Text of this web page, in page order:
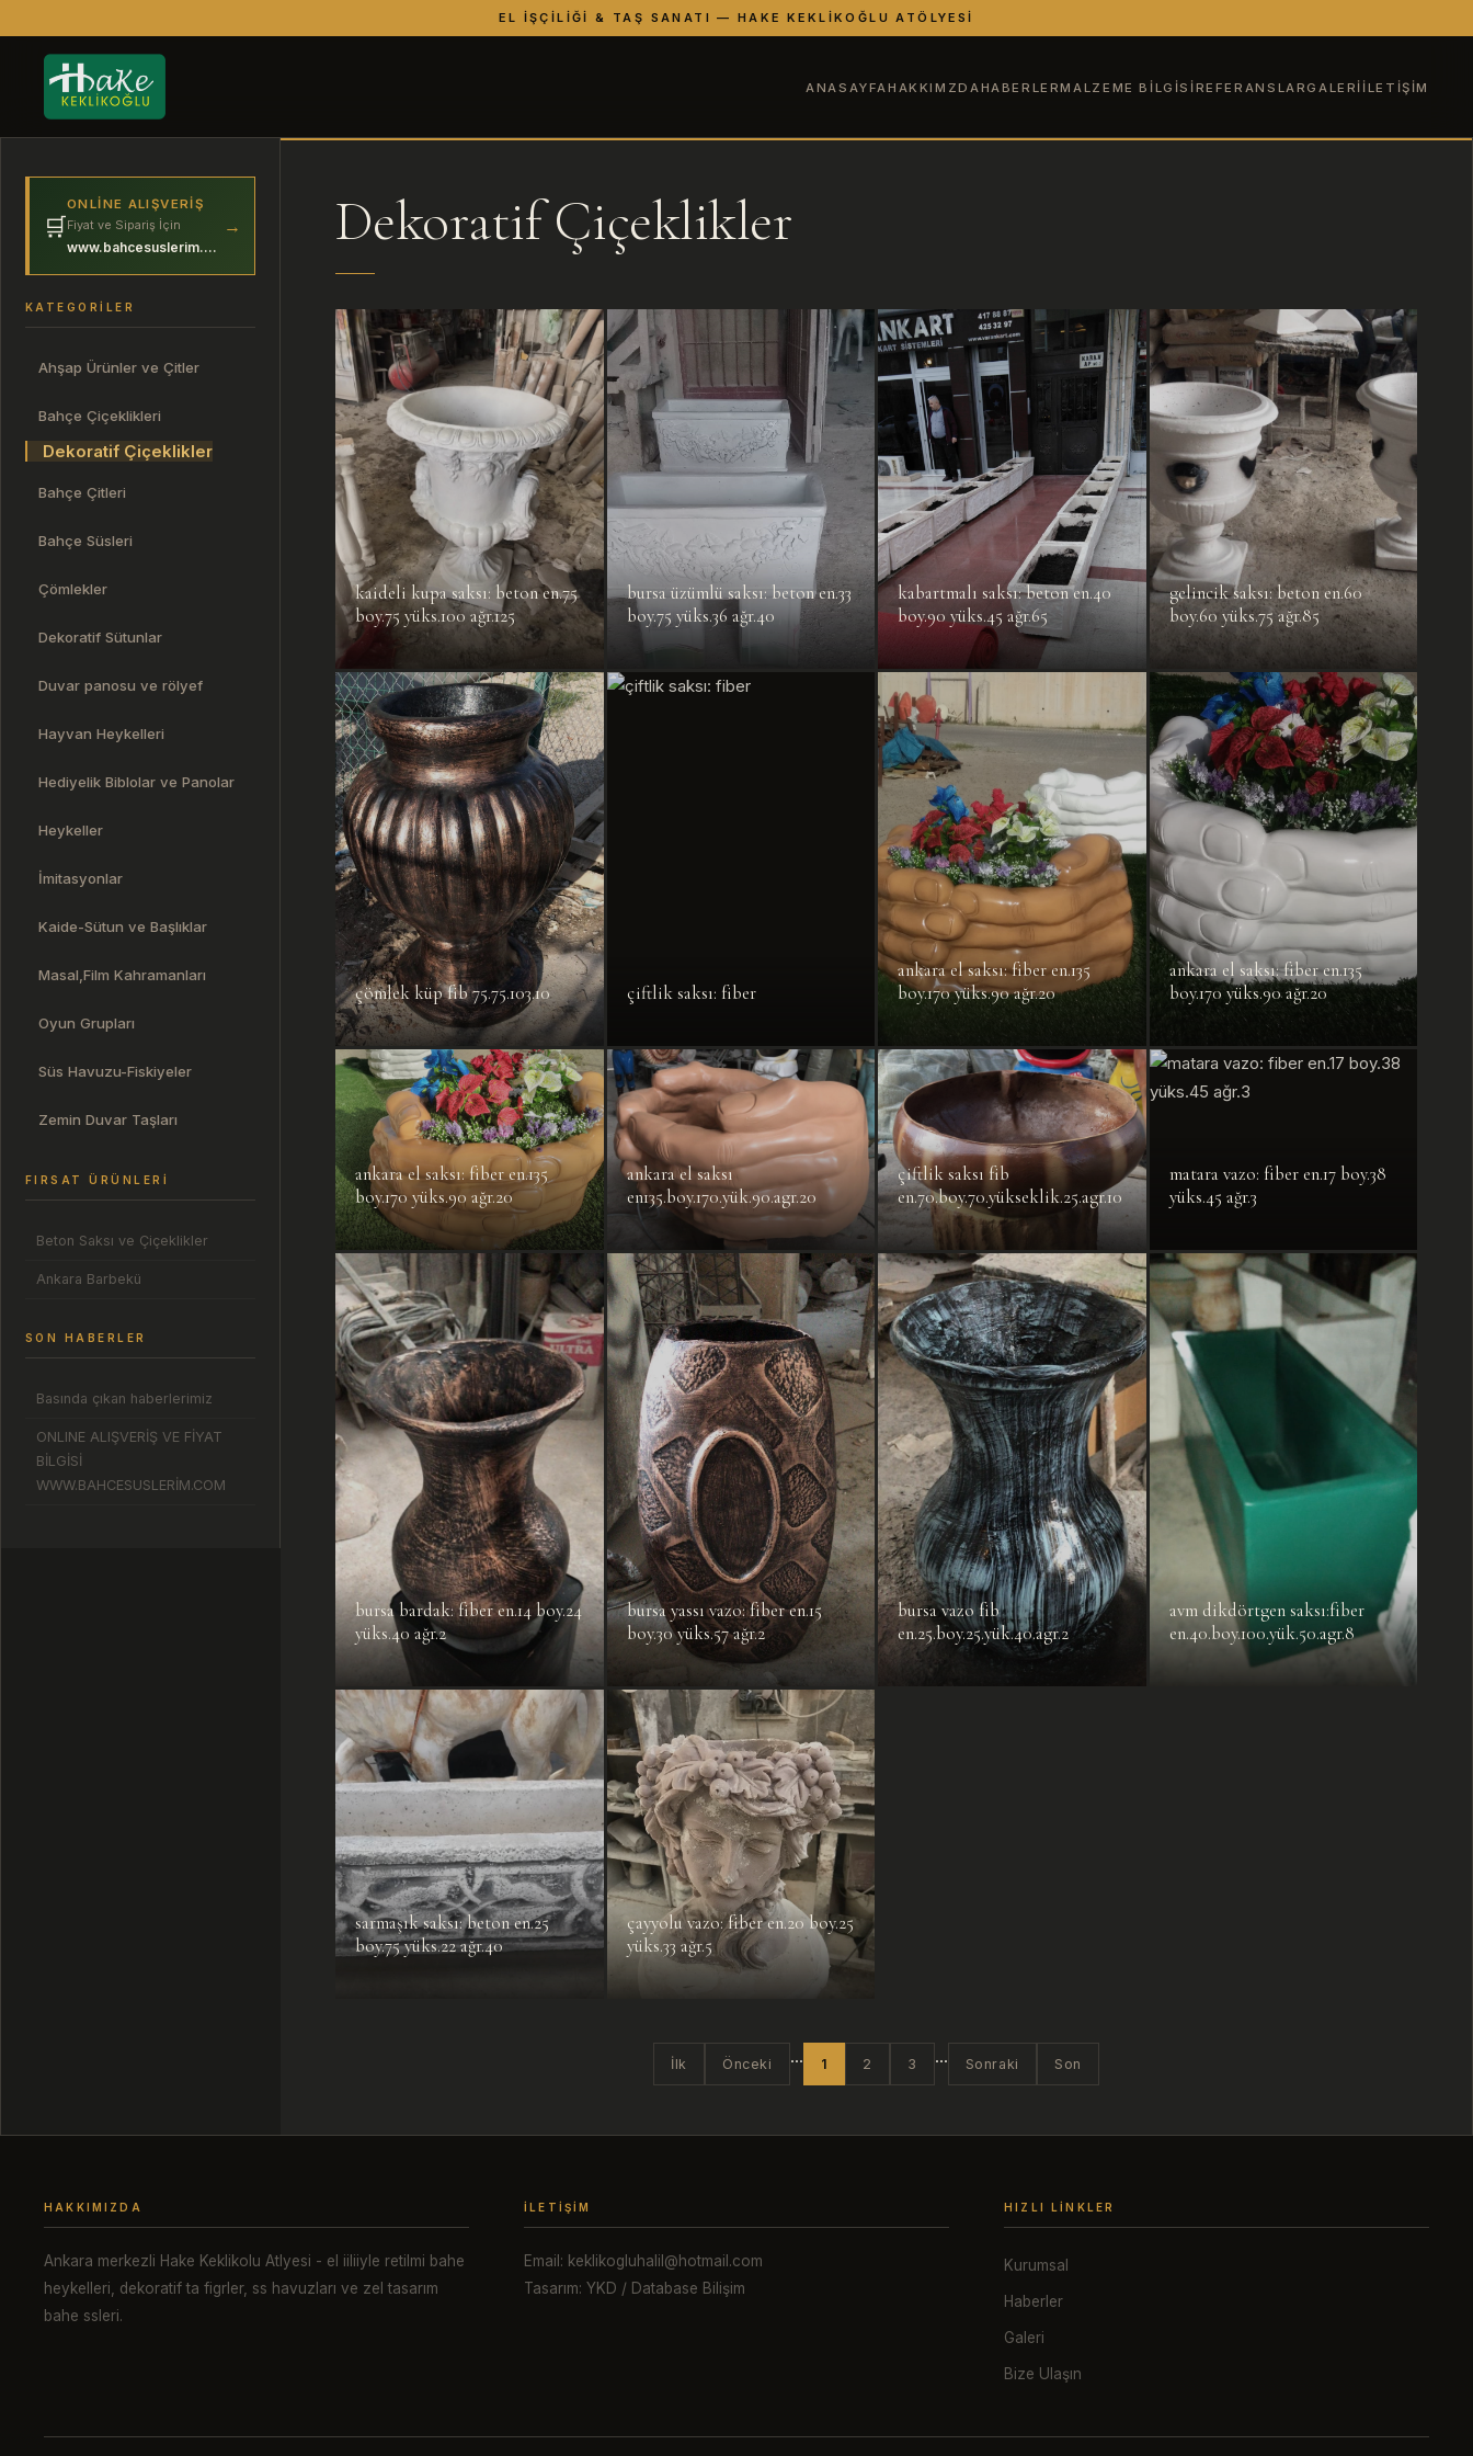
EL İŞÇILIĞI & TAŞ SANATI — HAKE KEKLIKOĞLU ATÖLYESI
ANASAYFAHAKKIMZDAHABERLERMALZEME BILGISI REFERANSLAR GALERI İLETIŞIM
🛒
ONLINE ALIŞVERIŞ
Fiyat ve Sipariş İçin
www.bahcesuslerim.com
→
KATEGORILER
Ahşap Ürünler ve Çitler
Bahçe Çiçeklikleri
Dekoratif Çiçeklikler
Bahçe Çitleri
Bahçe Süsleri
Çömlekler
Dekoratif Sütunlar
Duvar panosu ve rölyef
Hayvan Heykelleri
Hediyelik Biblolar ve Panolar
Heykeller
İmitasyonlar
Kaide-Sütun ve Başlıklar
Masal,Film Kahramanları
Oyun Grupları
Süs Havuzu-Fiskiyeler
Zemin Duvar Taşları
FIRSAT ÜRÜNLERI
Beton Saksı ve Çiçeklikler
Ankara Barbekü
SON HABERLER
Basında çıkan haberlerimiz
ONLINE ALIŞVERİŞ VE FİYAT
BİLGİSİ
WWW.BAHCESUSLERİM.COM
Dekoratif Çiçeklikler
kaideli kupa saksı: beton en.75
boy.75 yüks.100 ağr.125
bursa üzümlü saksı: beton en.33
boy.75 yüks.36 ağr.40
kabartmalı saksı: beton en.40
boy.90 yüks.45 ağr.65
gelincik saksı: beton en.60
boy.60 yüks.75 ağr.85
çömlek küp fib 75.75.103.10 çiftlik saksı: fiber
ankara el saksı: fiber en.135
boy.170 yüks.90 ağr.20
ankara el saksı: fiber en.135
boy.170 yüks.90 ağr.20
ankara el saksı: fiber en.135
boy.170 yüks.90 ağr.20
ankara el saksı
en135.boy.170.yük.90.agr.20
çiftlik saksı fib
en.70.boy.70.yükseklik.25.agr.10
matara vazo: fiber en.17 boy.38
yüks.45 ağr.3
bursa bardak: fiber en.14 boy.24
yüks.40 ağr.2
bursa yassı vazo: fiber en.15
boy.30 yüks.57 ağr.2
bursa vazo fib
en.25.boy.25.yük.40.agr.2
avm dikdörtgen saksı:fiber
en.40.boy.100.yük.50.agr.8
sarmaşık saksı: beton en.25
boy.75 yüks.22 ağr.40
çayyolu vazo: fiber en.20 boy.25
yüks.33 ağr.5
İlk Önceki ... 1 2 3 ... Sonraki Son
HAKKIMIZDA
Ankara merkezli Hake Keklikolu Atlyesi - el iiliiyle retilmi bahe
heykelleri, dekoratif ta figrler, ss havuzları ve zel tasarım
bahe ssleri.
İLETIŞIM
Email: keklikogluhalil@hotmail.com
Tasarım: YKD / Database Bilişim
HIZLI LINKLER
Kurumsal
Haberler
Galeri
Bize Ulaşın